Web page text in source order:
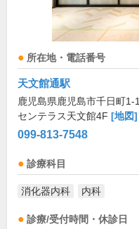
所在地・電話番号
天文館通駅
鹿児島県鹿児島市千日町1-1
センテラス天文館4F [地図]
099-813-7548
診療科目
消化器内科 内科
診療/受付時間・休診日